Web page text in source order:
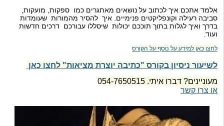
אלמד אתכם איך לכתוב על נושאים מאתגרים כמו ספקות, מועקות,
סביבה רעילה וקונפליקטים פנימיים. איך להסיר מהמורות שעומדות
בדרך ואיך לגלות בתוך תוככם יכולות שיסללו עבורכם דרכים חדשות
ועוד.
לחצו כאן למידע על נוסף על הקורס
לשיעור ניסיון בקורס "כתיבה יוצרת מציאות" לחצו כאן
מעוניינים? דברו איתי. 054-7650515
או צרו קשר